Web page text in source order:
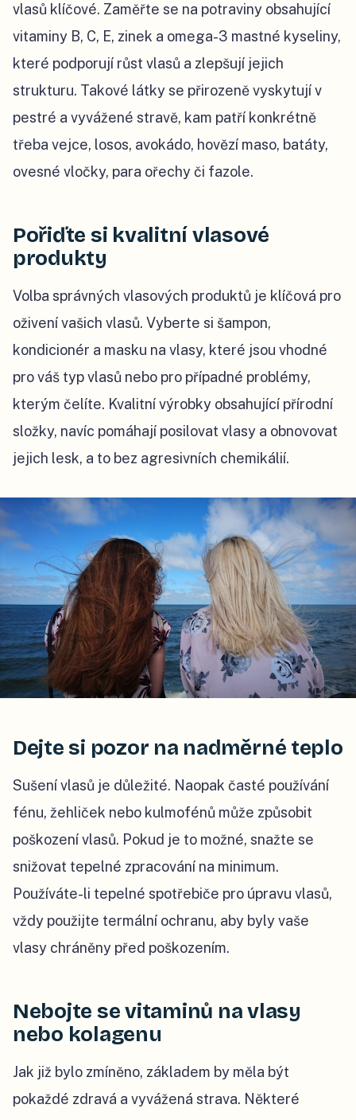
vlasů klíčové. Zaměřte se na potraviny obsahující
vitaminy B, C, E, zinek a omega-3 mastné kyseliny,
které podporují růst vlasů a zlepšují jejich
strukturu. Takové látky se přirozeně vyskytují v
pestré a vyvážené stravě, kam patří konkrétně
třeba vejce, losos, avokádo, hovězí maso, batáty,
ovesné vločky, para ořechy či fazole.
Pořiďte si kvalitní vlasové
produkty
Volba správných vlasových produktů je klíčová pro
oživení vašich vlasů. Vyberte si šampon,
kondicionér a masku na vlasy, které jsou vhodné
pro váš typ vlasů nebo pro případné problémy,
kterým čelíte. Kvalitní výrobky obsahující přírodní
složky, navíc pomáhají posilovat vlasy a obnovovat
jejich lesk, a to bez agresivních chemikálií.
Dejte si pozor na nadměrné teplo
Sušení vlasů je důležité. Naopak časté používání
fénu, žehliček nebo kulmofénů může způsobit
poškození vlasů. Pokud je to možné, snažte se
snižovat tepelné zpracování na minimum.
Používáte-li tepelné spotřebiče pro úpravu vlasů,
vždy použijte termální ochranu, aby byly vaše
vlasy chráněny před poškozením.
Nebojte se vitaminů na vlasy
nebo kolagenu
Jak již bylo zmíněno, základem by měla být
pokaždé zdravá a vyvážená strava. Některé